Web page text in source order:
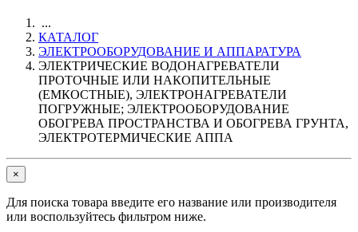
...
КАТАЛОГ
ЭЛЕКТРООБОРУДОВАНИЕ И АППАРАТУРА
ЭЛЕКТРИЧЕСКИЕ ВОДОНАГРЕВАТЕЛИ
ПРОТОЧНЫЕ ИЛИ НАКОПИТЕЛЬНЫЕ
(ЕМКОСТНЫЕ), ЭЛЕКТРОНАГРЕВАТЕЛИ
ПОГРУЖНЫЕ; ЭЛЕКТРООБОРУДОВАНИЕ
ОБОГРЕВА ПРОСТРАНСТВА И ОБОГРЕВА ГРУНТА,
ЭЛЕКТРОТЕРМИЧЕСКИЕ АППА
×
Для поиска товара введите его название или производителя
или воспользуйтесь фильтром ниже.